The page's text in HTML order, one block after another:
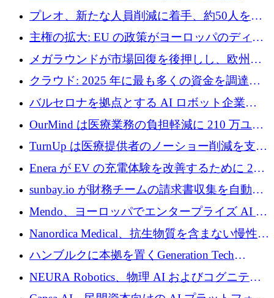
Bending Spoonsが米国IPOを申請、英国首相が
4億ポンドのチップ計画を発表
プレオ、新たな人員削減に着手、約50人を解
雇
主権の拡大: EU の政策がヨーロッパのディー
プテック戦略をどのように再構築しているか
メガラウンドが市場回復を後押しし、欧州の
ハイテク資金調達は5月に105億ユーロに回復
クラウド: 2025 年に最も多くの資金を調達し
た 10 社
バルセロナを拠点とする AI ロボット企業
Theker が 8,500 万ドルを調達
OurMind は医療業務の負担軽減に 210 万ユー
ロを寄付
TurnUp は医療提供者のノーショー削減を支援
するために 200 万ユーロを調達
Enera が EV の充電体験を改善するために 200
万ドルを調達
sunbay.io が財務チームの請求書収集を自動化
するために 55 万ユーロを調達
Mendo、ヨーロッパでエンタープライズ AI 導
入を拡大するために 1,200 万ユーロを確保
Nanordica Medical、抗生物質を含まない慢性創
傷治療薬を市場に投入するために 160 万ユー
ロを調達
ハンブルクに本拠を置くGeneration Tech
Partnersが5,000万ユーロのAIロールアップファ
NEURA Robotics、物理 AI およびコグニティ
ブ ロボティクス プラットフォームを拡張する